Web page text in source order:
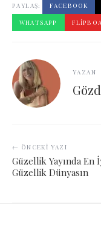
PAYLAŞ: FACEBOOK
WHATSAPP
YAZAN
← ÖNCEKI YAZI
Güzellik Yayında
Güzellik Dünyasın